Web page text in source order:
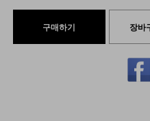
구매하기 장바